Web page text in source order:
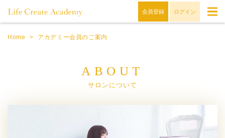
会員登録 ログイン
Home > アカデミー会員のご案内
ABOUT
サロンについて